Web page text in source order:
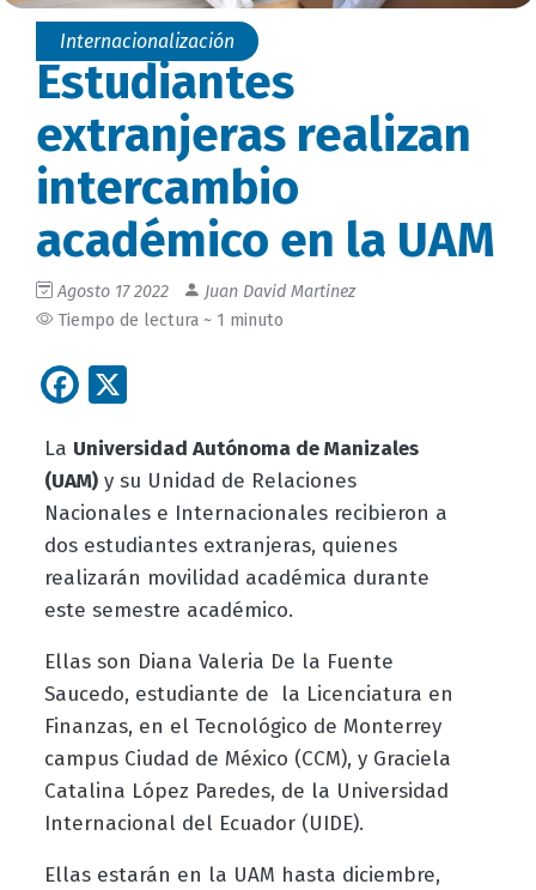
Internacionalización
Estudiantes
extranjeras realizan
intercambio
académico en la UAM
Agosto 17 2022
Juan David Martinez
Tiempo de lectura ~ 1 minuto
Facebook
La Universidad Autónoma de Manizales
(UAM)y su Unidad de Relaciones
Nacionales e Internacionales recibieron a
dos estudiantes extranjeras, quienes
realizarán movilidad académica durante
este semestre académico.
Ellas son Diana Valeria De la Fuente
Saucedo, estudiante de la Licenciatura en
Finanzas, en el Tecnológico de Monterrey
campus Ciudad de México (CCM), y Graciela
Catalina López Paredes, de la Universidad
Internacional del Ecuador (UIDE).
Ellas estarán en la UAM hasta diciembre,